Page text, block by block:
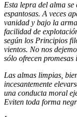
Esta lepra del alma se
espantosas. A veces
vanidad y bajo la
facilidad de
según los Principios
vientos. No nos
sólo ofrecen
Las almas limpias,
incesantemente
una conducta moral
Eviten toda forma